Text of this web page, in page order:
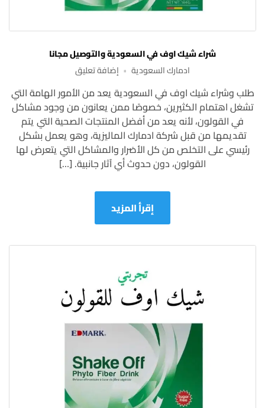
شراء شيك اوف في السعودية والتوصيل مجانا
ادمارك السعودية
إضافة تعليقعلى
شيك
اوف
في
السعودية
والتوصيل
مجانا
طلب وشراء شيك اوف في السعودية يعد من الأمور الهامة التي
تشغل اهتمام الكثيرين، خصوصًا ممن يعانون من وجود مشاكل
في القولون، لأنه يعد من أفضل المنتجات الصحية التي يتم
تقديمها من قبل شركة ادمارك الماليزية، وهو يعمل بشكل
رئيسي على التخلص من كل الأضرار والمشاكل التي يتعرض لها
القولون، دون حدوث أي آثار جانبية. […]
إقرأ المزيد